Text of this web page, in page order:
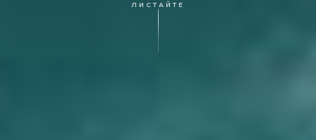
ЛИСТАЙТЕ